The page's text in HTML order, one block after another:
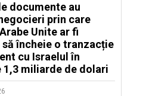
documente au
prin care
Unite ar fi
încheie o tranzacție
cu Israelul în
1,3 miliarde de dolari